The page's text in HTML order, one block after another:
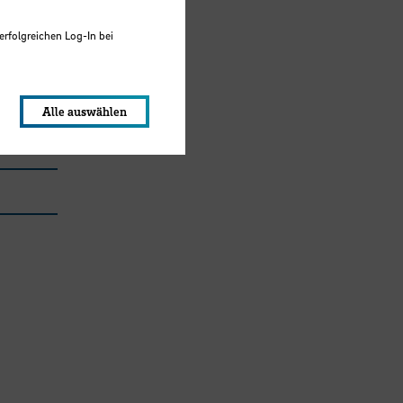
Log-In bei
Alle auswählen